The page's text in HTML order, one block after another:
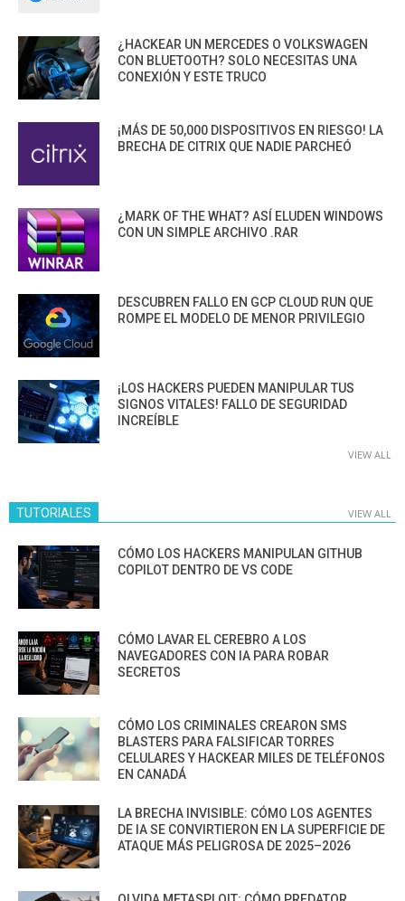
¿HACKEAR UN MERCEDES O VOLKSWAGEN
CON BLUETOOTH? SOLO NECESITAS UNA
CONEXIÓN Y ESTE TRUCO
¡MÁS DE 50,000 DISPOSITIVOS EN RIESGO! LA
BRECHA DE CITRIX QUE NADIE PARCHEÓ
¿MARK OF THE WHAT? ASÍ ELUDEN WINDOWS
CON UN SIMPLE ARCHIVO .RAR
DESCUBREN FALLO EN GCP CLOUD RUN QUE
ROMPE EL MODELO DE MENOR PRIVILEGIO
¡LOS HACKERS PUEDEN MANIPULAR TUS
SIGNOS VITALES! FALLO DE SEGURIDAD
INCREÍBLE
VIEW ALL
TUTORIALES VIEW ALL
CÓMO LOS HACKERS MANIPULAN GITHUB
COPILOT DENTRO DE VS CODE
CÓMO LAVAR EL CEREBRO A LOS
NAVEGADORES CON IA PARA ROBAR
SECRETOS
CÓMO LOS CRIMINALES CREARON SMS
BLASTERS PARA FALSIFICAR TORRES
CELULARES Y HACKEAR MILES DE TELÉFONOS
EN CANADÁ
LA BRECHA INVISIBLE: CÓMO LOS AGENTES
DE IA SE CONVIRTIERON EN LA SUPERFICIE DE
ATAQUE MÁS PELIGROSA DE 2025–2026